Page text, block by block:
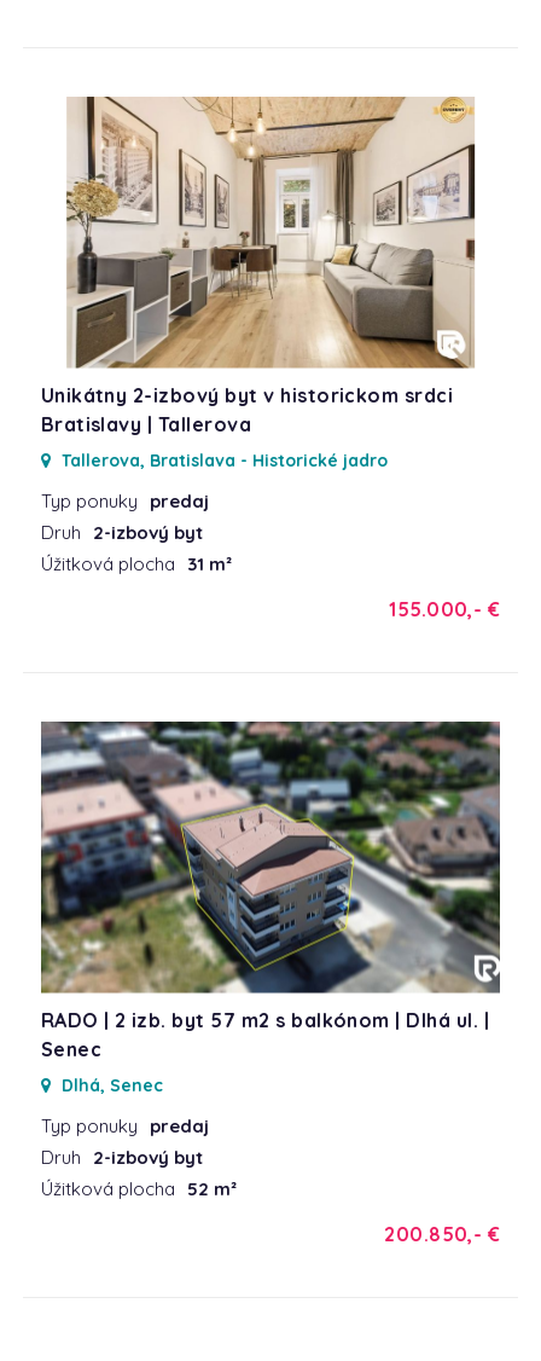
Unikátny 2-izbový byt v historickom srdci
Bratislavy | Tallerova
Tallerova, Bratislava - Historické jadro
Typ ponuky
predaj
Druh
2-izbový byt
Úžitková plocha
31 m²
155.000,- €
RADO | 2 izb. byt 57 m2 s balkónom | Dlhá ul. |
Senec
Dlhá, Senec
Typ ponuky
predaj
Druh
2-izbový byt
Úžitková plocha
52 m²
200.850,- €